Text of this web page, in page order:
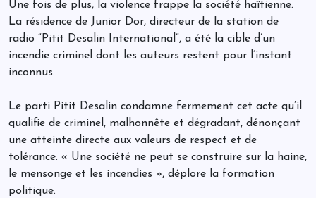
Une fois de plus, la violence frappe la société haïtienne.
La résidence de Junior Dor, directeur de la station de
radio “Pitit Desalin International”, a été la cible d’un
incendie criminel dont les auteurs restent pour l’instant
inconnus.
Le parti Pitit Desalin condamne fermement cet acte qu’il
qualifie de criminel, malhonnête et dégradant, dénonçant
une atteinte directe aux valeurs de respect et de
tolérance. « Une société ne peut se construire sur la haine,
le mensonge et les incendies », déplore la formation
politique.